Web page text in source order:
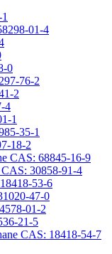
01-4
0
76-2
2
4
1
35-1
18-2
CAS: 68845-16-9
30858-91-4
53-6
47-0
01-2
21-5
CAS: 18418-54-7